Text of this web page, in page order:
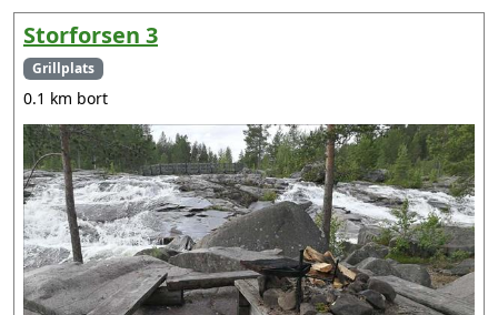
Storforsen 3
Grillplats
0.1 km bort